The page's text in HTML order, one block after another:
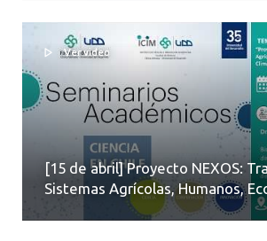
Ver video
[15 de abril] Proyecto NEXOS:
Sistemas Agrícolas, Humanos,